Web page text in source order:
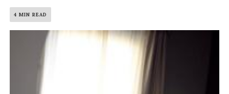
4 MIN READ